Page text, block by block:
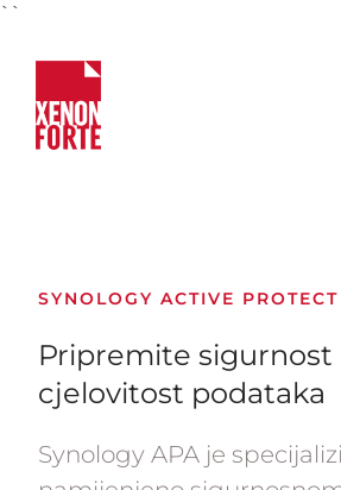
``
SYNOLOGY ACTIVE
Pripremite sigurnost
cjelovitost podataka
Synology APA je